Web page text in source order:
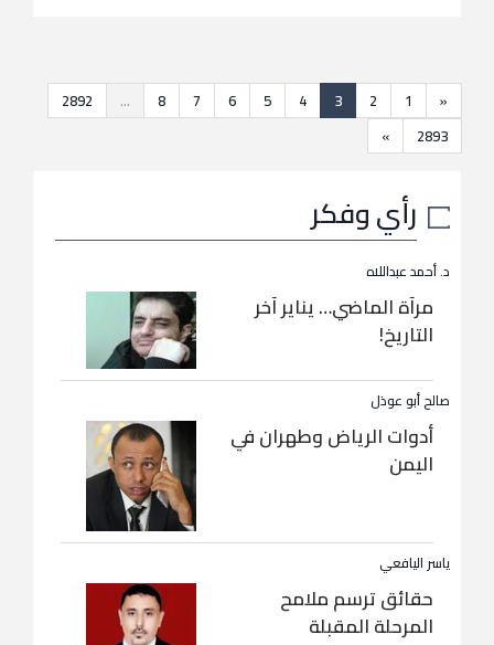
«
1
2
3
4
5
6
7
8
...
2892
2893
»
رأي وفكر
د. أحمد عبداللاه
مرآة الماضي… يناير آخر
التاريخ!
صالح أبو عوذل
أدوات الرياض وطهران في
اليمن
ياسر اليافعي
حقائق ترسم ملامح
المرحلة المقبلة